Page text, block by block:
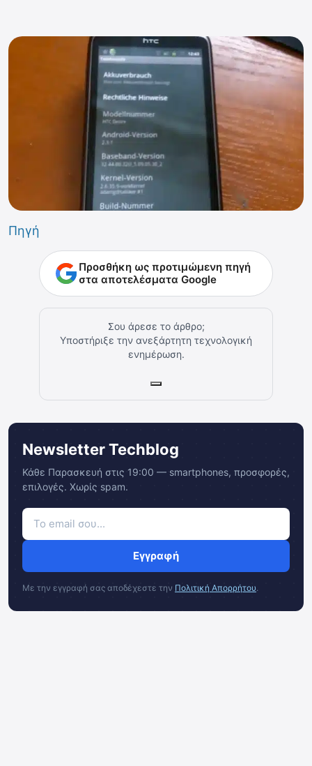
Πηγή
Προσθήκη ως προτιμώμενη πηγή
στα αποτελέσματα Google
Σου άρεσε το άρθρο;
Υποστήριξε την ανεξάρτητη τεχνολογική
ενημέρωση.
Newsletter Techblog
Κάθε Παρασκευή στις 19:00 — smartphones, προσφορές,
επιλογές. Χωρίς spam.
Εγγραφή
Με την εγγραφή σας αποδέχεστε την Πολιτική Απορρήτου.